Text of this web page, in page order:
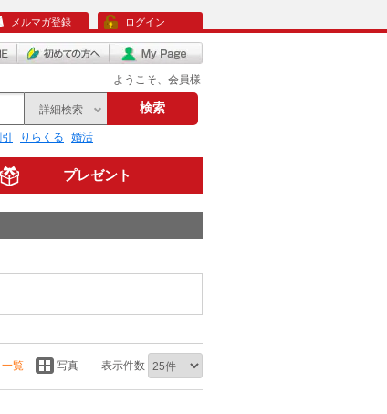
メルマガ登録 ログイン
ようこそ、会員様
詳細検索 検索
りらくる 婚活
プレゼント
一覧 写真 表示件数